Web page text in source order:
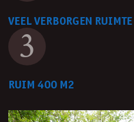
VEEL VERBORGEN
3
RUIM 400 M2